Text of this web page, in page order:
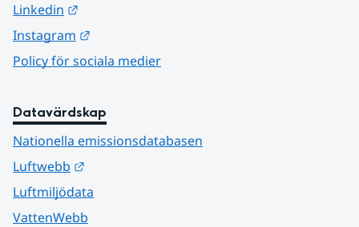
Linkedin
Instagram
Policy för sociala medier
Datavärdskap
Nationella emissionsdatabasen
Luftwebb
Luftmiljödata
VattenWebb